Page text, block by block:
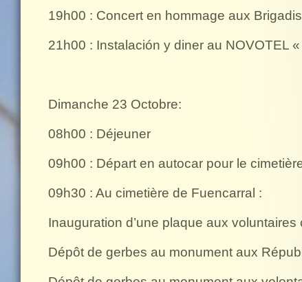
19h00 : Concert en hommage aux
21h00 : Instalación y diner au NOVOTEL
Dimanche 23 Octobre:
08h00 : Déjeuner
09h00 : Départ en autocar pour le
09h30 : Au cimetière de Fuencarral :
Inauguration d’une plaque aux
Dépôt de gerbes au monument aux